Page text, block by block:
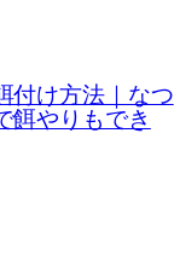
付け方法｜なつ
餌やりもでき